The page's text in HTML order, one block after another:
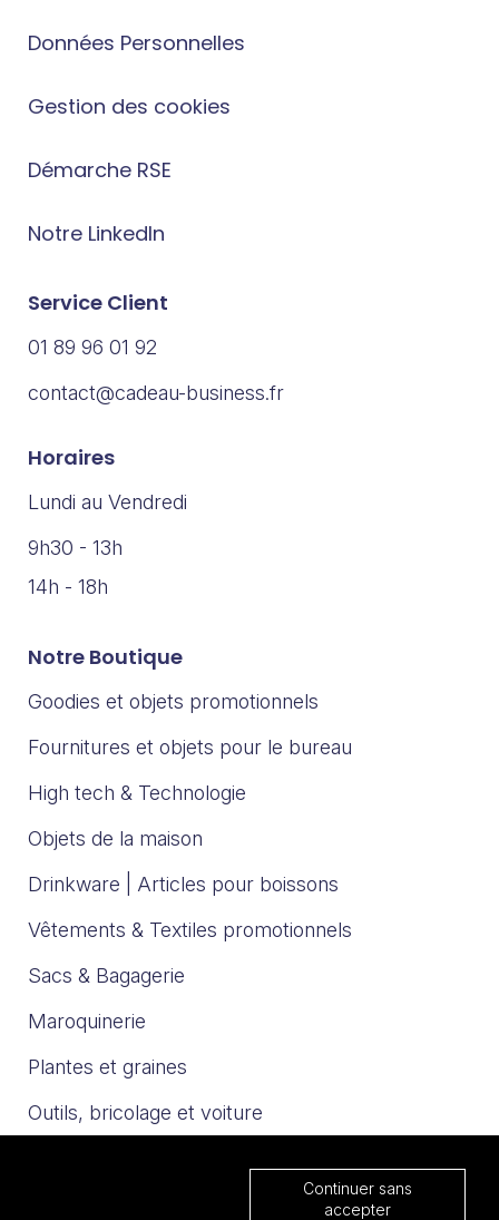
Données Personnelles
Gestion des cookies
Démarche RSE
Notre LinkedIn
Service Client
01 89 96 01 92
contact@cadeau-business.fr
Horaires
Lundi au Vendredi
9h30 - 13h
14h - 18h
Notre Boutique
Goodies et objets promotionnels
Fournitures et objets pour le bureau
High tech & Technologie
Objets de la maison
Drinkware | Articles pour boissons
Vêtements & Textiles promotionnels
Sacs & Bagagerie
Maroquinerie
Plantes et graines
Outils, bricolage et voiture
Continuer sans
accepter